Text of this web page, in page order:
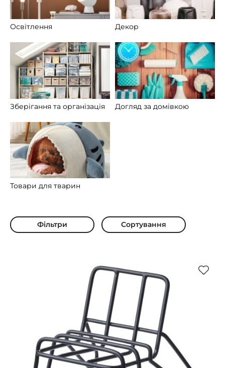
Освітлення Декор
Зберігання та організація Догляд за домівкою
Товари для тварин
Фільтри Сортування